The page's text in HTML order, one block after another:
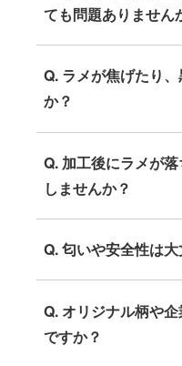
ても問題ありません
Q. ラメが焦げたり
か？
Q. 加工後にラメが
しませんか？
Q. 匂いや安全性は
Q. オリジナル柄や
ですか？